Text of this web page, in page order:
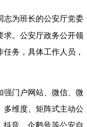
志为班长的公安厅党委
求。公安厅政务公开领
务，具体工作人员，
强门户网站、微信、微
多维度、矩阵式主动公